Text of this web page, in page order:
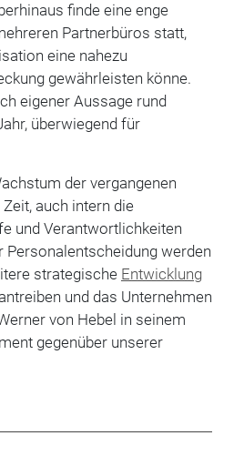
finde eine enge
Partnerbüros statt,
eine nahezu
gewährleisten könne.
eigener Aussage rund
überwiegend für
der vergangenen
auch intern die
und Verantwortlichkeiten
Personalentscheidung werden
strategische Entwicklung
und das Unternehmen
von Hebel in seinem
gegenüber unserer